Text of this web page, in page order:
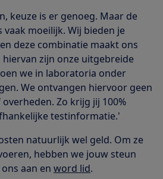
keuze is er genoeg. Maar de
vaak moeilijk. Wij bieden je
deze combinatie maakt ons
hiervan zijn onze uitgebreide
we in laboratoria onder
We ontvangen hiervoor geen
Zo krijg jij 100%
testinformatie.'
natuurlijk wel geld. Om ze
hebben we jouw steun
aan en word lid.